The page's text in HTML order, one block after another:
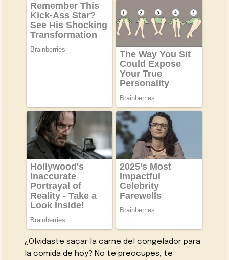
¿Olvidaste sacar la carne del congelador para
la comida de hoy? No te preocupes, te